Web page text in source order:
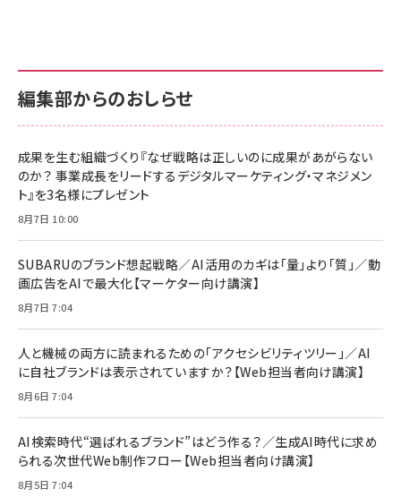
￥880
anan(アンアン)2026/06/24号 No.2500増刊
スペシャルエディション[王道エンタメの矜持／
￥1,100
anan(アンアン)2026/07/08号 No.2502[2026
￥880
ママ投資家が育休中に１億貯めた株式投資
組織の成果を最大化する ルールのデザイン
￥1,980
Amazonランキングをもっと見る
サポート正規品 メーカー保証5年 KLMEA128G
NIMASO ガラスフィルム iPhone 17 用 保護フィ
すい ガイド枠付き いPhone17 (6.3インチ) 対応
2枚セット DSP25F1698
￥1,599
￥6,980
全ワイヤレスイヤホン/アクティブノイズキャンセリ
技術基準適合】ブラック
￥5,990
ケーブル Anker絡まないケーブル 240W 結束バン
ド付き USB PD対応 シリコン素材採用 iPhone
17 / 16 / 15 / Galaxy iPad Pro MacBook
Pro/Air 各種対応 (1.8m ミッドナイトブラック)
￥1,890
サポート正規品 メーカー保証5年 KLMEA128G
Amazon eギフトカード - Amazonロゴ - クラ
￥5,000
Anker PowerLine III Flow USB-C & USB-C
Pro/Air 各種対応 (1.8m ミッドナイトブラック)
￥1,890
サッポロ 生ビール 黒ラベル 350ml 缶 24本 ビー
ル ケース買い【6/30応募〆切! 黒ラベルビヤセラー
￥4,857
編集部からのおしらせ
成果を生む組織づくり『なぜ戦略は正しいのに成果があがらない
のか？ 事業成長をリードするデジタルマーケティング・マネジメン
ト』を3名様にプレゼント
8月7日 10:00
SUBARUのブランド想起戦略／AI活用のカギは「量」より「質」／動
画広告をAIで最大化【マーケター向け講演】
8月7日 7:04
人と機械の両方に読まれるための「アクセシビリティツリー」／AI
に自社ブランドは表示されていますか？【Web担当者向け講演】
8月6日 7:04
AI検索時代“選ばれるブランド”はどう作る？／生成AI時代に求め
られる次世代Web制作フロー【Web担当者向け講演】
8月5日 7:04